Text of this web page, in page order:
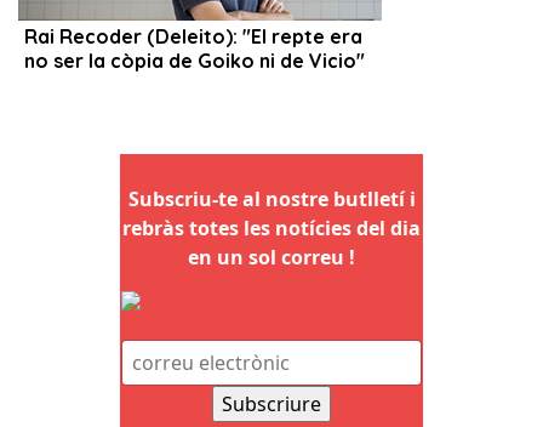
Subscriu-te al nostre butlletí i
rebràs totes les notícies del dia
en un sol correu !